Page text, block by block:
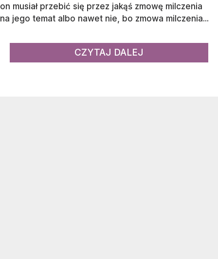
on musiał przebić się przez jakąś zmowę milczenia
na jego temat albo nawet nie, bo zmowa milczenia...
CZYTAJ DALEJ